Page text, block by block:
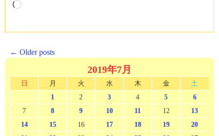
読
中…
Posts
navigation
← Older posts
2019年7月
日 月 火 水 木 金
土
1
2 3 4 5
6
7
8 9 10 11 12
13
14
15 16 17 18 19
20